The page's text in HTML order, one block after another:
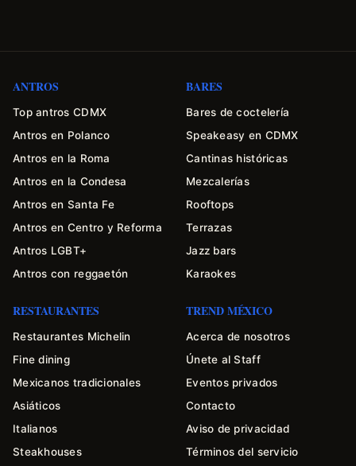
ANTROS
Top antros CDMX
Antros en Polanco
Antros en la Roma
Antros en la Condesa
Antros en Santa Fe
Antros en Centro y Reforma
Antros LGBT+
Antros con reggaetón
BARES
Bares de coctelería
Speakeasy en CDMX
Cantinas históricas
Mezcalerías
Rooftops
Terrazas
Jazz bars
Karaokes
RESTAURANTES
Restaurantes Michelin
Fine dining
Mexicanos tradicionales
Asiáticos
Italianos
Steakhouses
TREND MÉXICO
Acerca de nosotros
Únete al Staff
Eventos privados
Contacto
Aviso de privacidad
Términos del servicio